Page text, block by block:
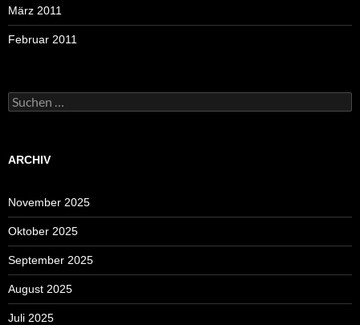
März 2011
Februar 2011
Suchen
nach:
ARCHIV
November 2025
Oktober 2025
September 2025
August 2025
Juli 2025